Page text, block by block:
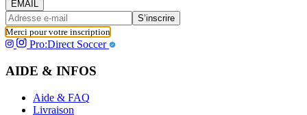
Merci pour votre inscription
Pro:Direct Soccer
AIDE & INFOS
Aide & FAQ
Retours
Commandes